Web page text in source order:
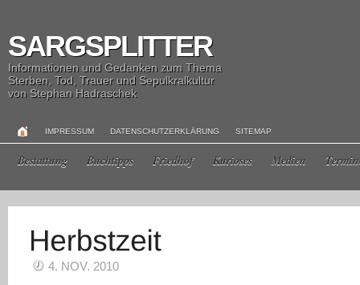
SARGSPLITTER
Informationen und Gedanken zum Thema
Sterben, Tod, Trauer und Sepulkralkultur
von Stephan Hadraschek
IMPRESSUM DATENSCHUTZERKLÄRUNG SITEMAP
Bestattung Buchtipps Friedhof Kurioses Medien
4. NOV. 2010